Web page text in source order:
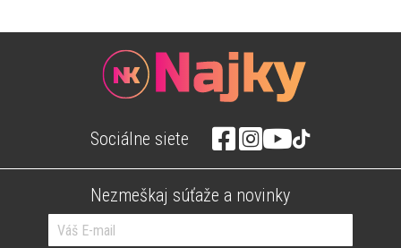
Sociálne siete
Nezmeškaj súťaže a novinky